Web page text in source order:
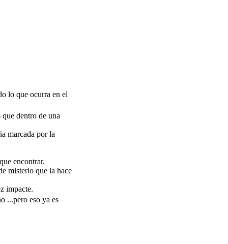
lo que ocurra en el
dentro de una
marcada por la
encontrar.
misterio que la hace
impacte.
...pero eso ya es